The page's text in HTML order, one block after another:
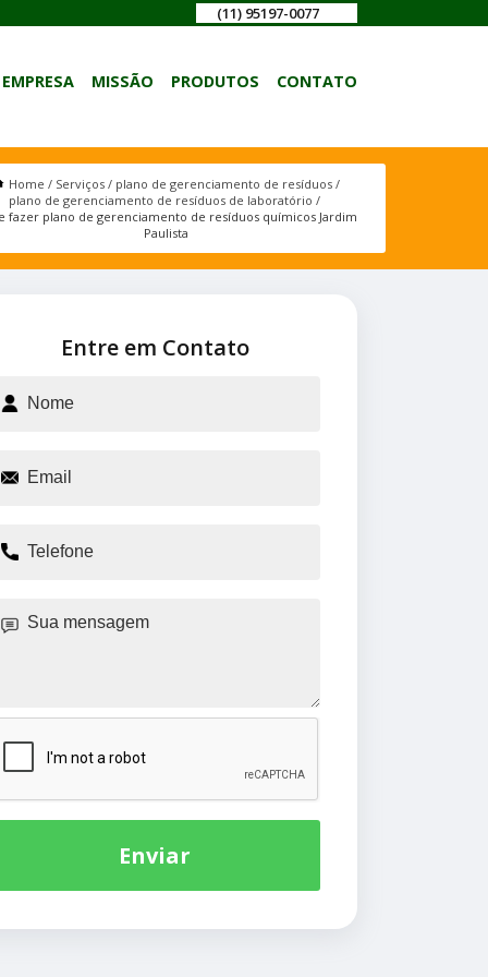
(11) 95197-0077
EMPRESA MISSÃO PRODUTOS CONTATO
Home Serviços
plano de gerenciamento de resíduos
plano de gerenciamento de resíduos de laboratório
fazer plano de gerenciamento de resíduos químicos Jardim
Paulista
Entre em Contato
Enviar